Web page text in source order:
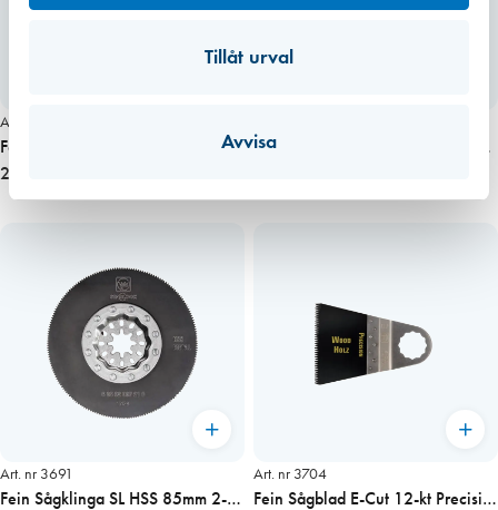
Tillåt urval
Avvisa
Art. nr 8233
Fein sågblad 126 SL Precision
HCS 50×35 10-pack
2 085,00 kr
Fein Sågblad 152 SLP Universal
Art. nr 3691
Fein Sågklinga SL HSS 85mm 2-
Art. nr 3704
Fein Sågblad E-Cut 12-kt Precision